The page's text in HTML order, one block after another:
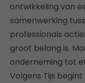
ontwikkeling van
samenwerking
professionals
groot belang is.
onderneming tot
Volgens Tijs